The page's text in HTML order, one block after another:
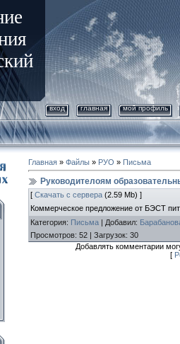
вход главная мой профиль
Главная » Файлы » РУО » Письма
Руководителоям
[ Скачать с сервера (2.59 Mb) ]
Коммерческое предложение от БЭСТ
Категория: Письма | Добавил:
Просмотров: 52 | Загрузок: 30
Добавлять комментарии
[